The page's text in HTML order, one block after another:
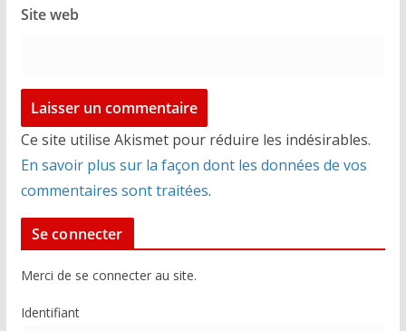
Site web
Ce site utilise Akismet pour réduire les indésirables.
En savoir plus sur la façon dont les données de vos
commentaires sont traitées.
Se connecter
Merci de se connecter au site.
Identifiant